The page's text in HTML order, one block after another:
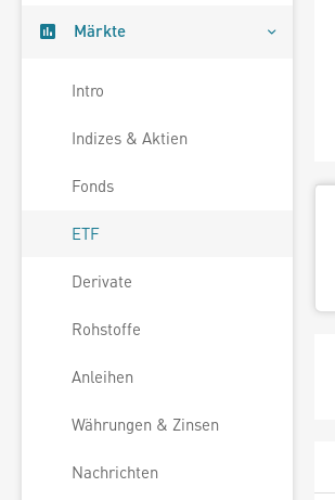
Märkte
Intro
Indizes & Aktien
Fonds
ETF
Derivate
Rohstoffe
Anleihen
Währungen & Zinsen
Nachrichten